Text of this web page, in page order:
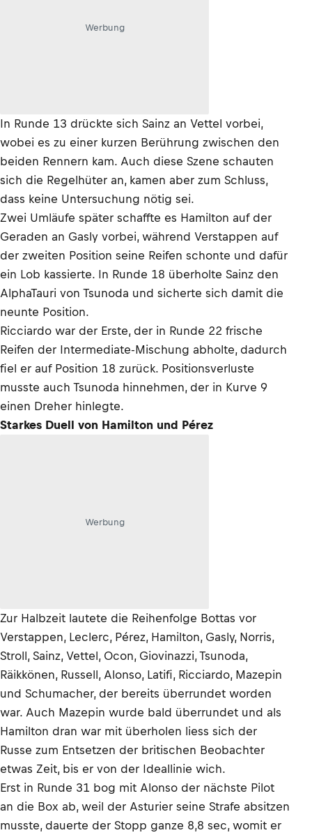
Werbung
In Runde 13 drückte sich Sainz an Vettel vorbei,
wobei es zu einer kurzen Berührung zwischen den
beiden Rennern kam. Auch diese Szene schauten
sich die Regelhüter an, kamen aber zum Schluss,
dass keine Untersuchung nötig sei.
Zwei Umläufe später schaffte es Hamilton auf der
Geraden an Gasly vorbei, während Verstappen auf
der zweiten Position seine Reifen schonte und dafür
ein Lob kassierte. In Runde 18 überholte Sainz den
AlphaTauri von Tsunoda und sicherte sich damit die
neunte Position.
Ricciardo war der Erste, der in Runde 22 frische
Reifen der Intermediate-Mischung abholte, dadurch
fiel er auf Position 18 zurück. Positionsverluste
musste auch Tsunoda hinnehmen, der in Kurve 9
einen Dreher hinlegte.
Starkes Duell von Hamilton und Pérez
Werbung
Zur Halbzeit lautete die Reihenfolge Bottas vor
Verstappen, Leclerc, Pérez, Hamilton, Gasly, Norris,
Stroll, Sainz, Vettel, Ocon, Giovinazzi, Tsunoda,
Räikkönen, Russell, Alonso, Latifi, Ricciardo, Mazepin
und Schumacher, der bereits überrundet worden
war. Auch Mazepin wurde bald überrundet und als
Hamilton dran war mit überholen liess sich der
Russe zum Entsetzen der britischen Beobachter
etwas Zeit, bis er von der Ideallinie wich.
Erst in Runde 31 bog mit Alonso der nächste Pilot
an die Box ab, weil der Asturier seine Strafe absitzen
musste, dauerte der Stopp ganze 8,8 sec, womit er